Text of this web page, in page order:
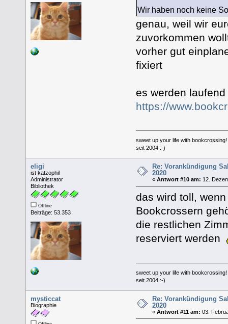
Wir haben noch keine
genau, weil wir
zuvorkommen
vorher gut
fixiert
es werden
https://
sweet up your life with bookcrossing!
seit 2004 :-)
eligi
ist katzophil
Administrator
Bibliothek
Offline
Beiträge: 53.353
Re: Vorankündigung
2020
«Antwort #10 am: 12.
das wird toll,
Bookcrossern
die restlichen
reserviert werden
sweet up your life with bookcrossing!
seit 2004 :-)
mysticcat
Biographie
Re: Vorankündigung
2020
«Antwort #11 am: 03.